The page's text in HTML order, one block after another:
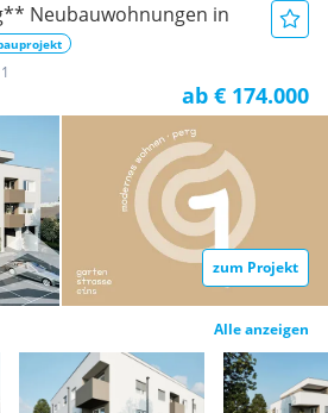
Neubauwohnungen in
ab € 174.000
zum Projekt
Alle anzeigen